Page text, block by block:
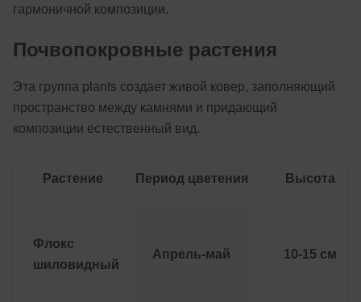
гармоничной композиции.
Почвопокровные растения
Эта группа plants создает живой ковер, заполняющий
пространство между камнями и придающий
композиции естественный вид.
Растение Период цветения Высота
Флокс
шиловидный
Апрель-май 10-15 см